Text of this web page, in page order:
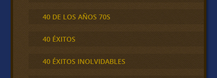
40 DE LOS AÑOS 70S
40 ÉXITOS
40 ÉXITOS INOLVIDABLES